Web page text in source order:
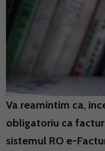
Va reamintim ca,
obligatoriu ca
sistemul RO e-